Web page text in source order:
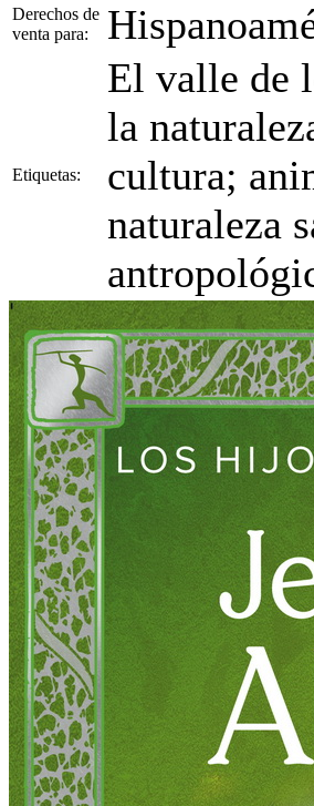
Derechos de
venta para:
Etiquetas:
El valle de
la
cultura;
naturaleza